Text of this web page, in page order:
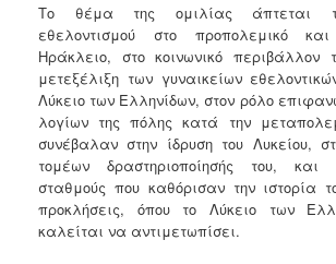
ΤΟΠΟΣ
ΠΟΛΙΤΙΣΜΟΣ
ΑΝΘΕΚΤΙΚΗ
Το θέμα της ομιλίας άπτεται
εθελοντισμού στο προπολεμικό
Ηράκλειο, στο κοινωνικό περιβάλλον
μετεξέλιξη των γυναικείων
Λύκειο των Ελληνίδων, στον ρόλο
λογίων της πόλης κατά την
συνέβαλαν στην ίδρυση του Λυκείου,
τομέων δραστηριοποίησής του, και
σταθμούς που καθόρισαν την ιστορία
προκλήσεις, όπου το Λύκειο των
καλείται να αντιμετωπίσει.